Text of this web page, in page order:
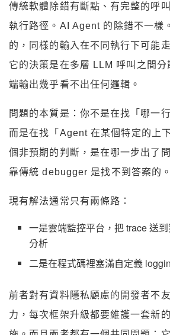
傳統軟體除錯有斷點、有完整的呼
執行路徑。AI Agent 的除錯不一樣
的，同樣的輸入在不同執行下可能
它的決策是在多層 LLM 呼叫之間分
端輸出幾乎看不出任何邏輯。
問題的本質是：你不是在找「哪一
而是在找「Agent 在某個特定的上
個非預期的判斷，是在哪一步出了
靠傳統 debugger 是找不到答案的。
現有解法通常只有兩條路：
一是雲端監控平台，把 trace 送
分析
二是在程式碼裡塞滿自定義
前者對有資料隱私顧慮的開發者不
力，每次框架升級都要維護一套新